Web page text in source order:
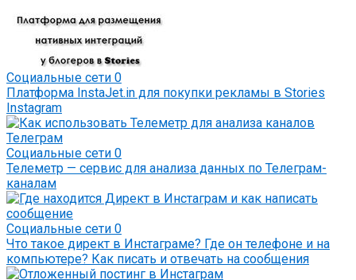
Социальные сети 0
Платформа InstaJet.in для покупки рекламы в Stories
Instagram
Социальные сети 0
Телеметр — сервис для анализа данных по Телеграм-
каналам
Социальные сети 0
Что такое директ в Инстаграме? Где он телефоне и на
компьютере? Как писать и отвечать на сообщения